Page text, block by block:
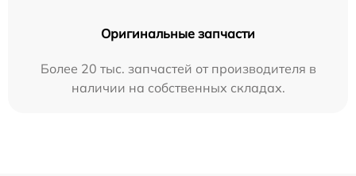
Оригинальные запчасти
Более 20 тыс. запчастей от производителя в
наличии на собственных складах.